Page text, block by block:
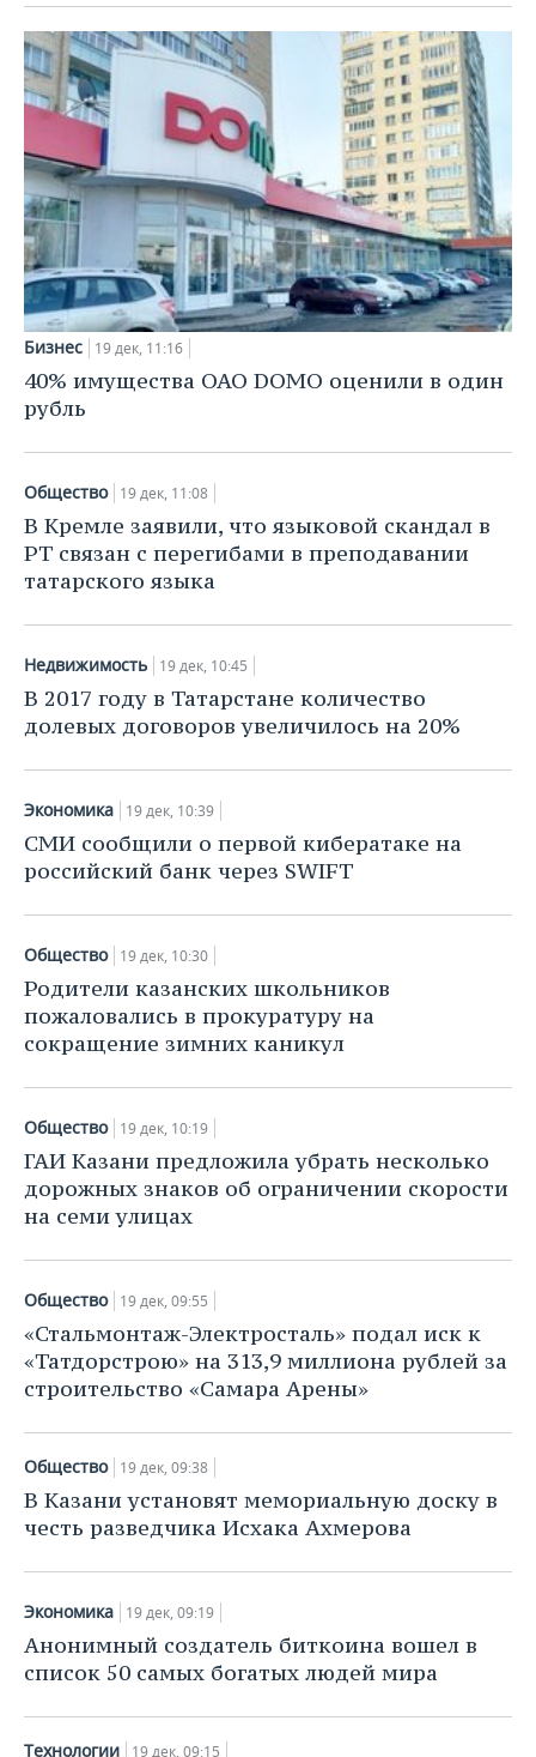
Бизнес 19 дек, 11:16
40% имущества ОАО DOMO оценили в один
рубль
Общество 19 дек, 11:08
В Кремле заявили, что языковой скандал в
РТ связан с перегибами в преподавании
татарского языка
Недвижимость 19 дек, 10:45
В 2017 году в Татарстане количество
долевых договоров увеличилось на 20%
Экономика 19 дек, 10:39
СМИ сообщили о первой кибератаке на
российский банк через SWIFT
Общество 19 дек, 10:30
Родители казанских школьников
пожаловались в прокуратуру на
сокращение зимних каникул
Общество 19 дек, 10:19
ГАИ Казани предложила убрать несколько
дорожных знаков об ограничении скорости
на семи улицах
Общество 19 дек, 09:55
«Стальмонтаж-Электросталь» подал иск к
«Татдорстрою» на 313,9 миллиона рублей за
строительство «Самара Арены»
Общество 19 дек, 09:38
В Казани установят мемориальную доску в
честь разведчика Исхака Ахмерова
Экономика 19 дек, 09:19
Анонимный создатель биткоина вошел в
список 50 самых богатых людей мира
Технологии 19 дек, 09:15